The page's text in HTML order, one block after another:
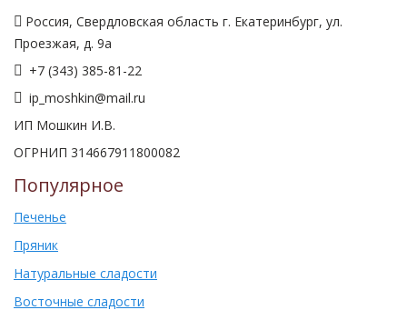
Россия, Свердловская область г. Екатеринбург, ул.
Проезжая, д. 9а
+7 (343) 385-81-22
ip_moshkin@mail.ru
ИП Мошкин И.В.
ОГРНИП 314667911800082
Популярное
Печенье
Пряник
Натуральные сладости
Восточные сладости